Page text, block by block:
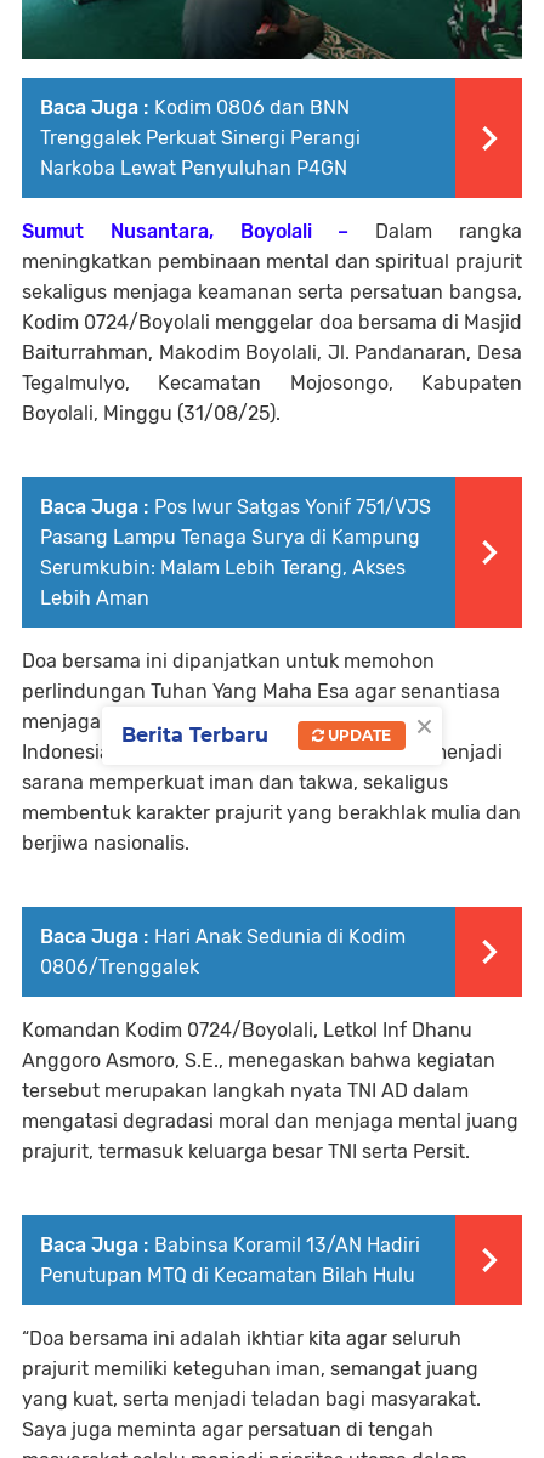
Baca Juga : Kodim 0806 dan BNN
Trenggalek Perkuat Sinergi Perangi
Narkoba Lewat Penyuluhan P4GN
Sumut Nusantara, Boyolali – Dalam rangka
meningkatkan pembinaan mental dan spiritual prajurit
sekaligus menjaga keamanan serta persatuan bangsa,
Kodim 0724/Boyolali menggelar doa bersama di Masjid
Baiturrahman, Makodim Boyolali, Jl. Pandanaran, Desa
Tegalmulyo, Kecamatan Mojosongo, Kabupaten
Boyolali, Minggu (31/08/25).
Baca Juga : Pos Iwur Satgas Yonif 751/VJS
Pasang Lampu Tenaga Surya di Kampung
Serumkubin: Malam Lebih Terang, Akses
Lebih Aman
Doa bersama ini dipanjatkan untuk memohon
perlindungan Tuhan Yang Maha Esa agar senantiasa
menjaga keutuhan Negara Kesatuan Republik
Indonesia (NKRI). Selain itu, kegiatan ini juga menjadi
sarana memperkuat iman dan takwa, sekaligus
membentuk karakter prajurit yang berakhlak mulia dan
berjiwa nasionalis.
Baca Juga : Hari Anak Sedunia di Kodim
0806/Trenggalek
Komandan Kodim 0724/Boyolali, Letkol Inf Dhanu
Anggoro Asmoro, S.E., menegaskan bahwa kegiatan
tersebut merupakan langkah nyata TNI AD dalam
mengatasi degradasi moral dan menjaga mental juang
prajurit, termasuk keluarga besar TNI serta Persit.
Baca Juga : Babinsa Koramil 13/AN Hadiri
Penutupan MTQ di Kecamatan Bilah Hulu
“Doa bersama ini adalah ikhtiar kita agar seluruh
prajurit memiliki keteguhan iman, semangat juang
yang kuat, serta menjadi teladan bagi masyarakat.
Saya juga meminta agar persatuan di tengah
×
Berita Terbaru UPDATE